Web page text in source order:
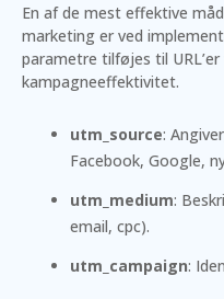
En af de mest effektive
marketing er ved
parametre tilføjes til
kampagneeffektivitet.
utm_source:
Facebook, Google,
utm_medium:
email, cpc).
utm_campaign: